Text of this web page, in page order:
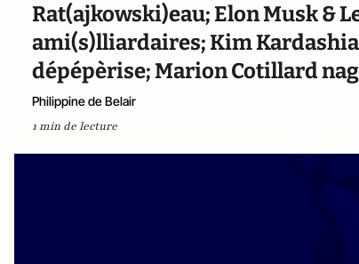
Rat(ajkowski)eau; Elon Musk &
ami(s)lliardaires; Kim
dépépèrise; Marion Cotillard
Philippine de Belair
1 min de lecture